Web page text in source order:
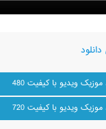
موزیک ویدیو با کیفیت 480
موزیک ویدیو با کیفیت 720